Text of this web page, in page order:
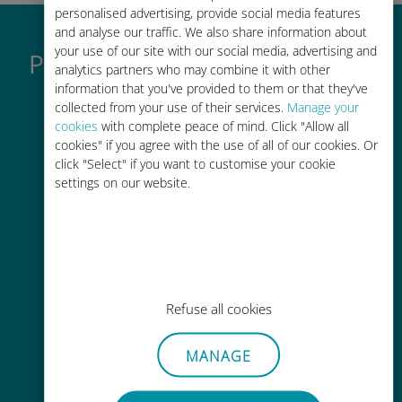
personalised advertising, provide social media features
and analyse our traffic. We also share information about
your use of our site with our social media, advertising and
analytics partners who may combine it with other
information that you've provided to them or that they've
collected from your use of their services. Manage your
cookies with complete peace of mind. Click "Allow all
cookies" if you agree with the use of all of our cookies. Or
click "Select" if you want to customise your cookie
settings on our website.
Refuse all cookies
MANAGE
Perché la eSIM internazionale
di Ubigi è così grande